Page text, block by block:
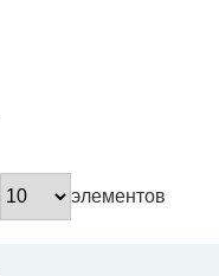
элементов